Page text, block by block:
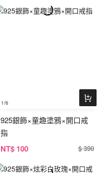
1/6
925銀飾×童趣塗鴉×開口戒
指
NT$ 100 $ 390